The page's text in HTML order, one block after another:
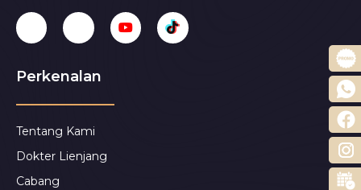
Perkenalan
Tentang Kami
Dokter Lienjang
Cabang